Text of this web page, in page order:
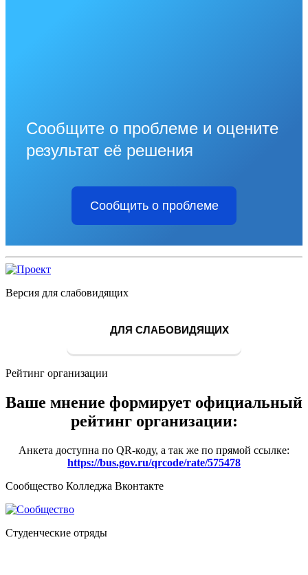
Сообщите о проблеме и оцените
результат её решения
Сообщить о проблеме
Версия для слабовидящих
ДЛЯ СЛАБОВИДЯЩИХ
Рейтинг организации
Ваше мнение формирует официальный
рейтинг организации:
Анкета доступна по QR-коду, а так же по прямой ссылке:
https://bus.gov.ru/qrcode/rate/575478
Сообщество Колледжа Вконтакте
Студенческие отряды